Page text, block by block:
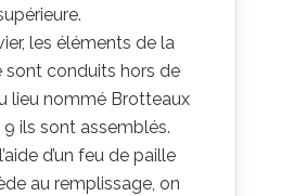
les éléments de la
sont conduits hors de
lieu nommé Brotteaux
9 ils sont assemblés.
d’un feu de paille
au remplissage, on